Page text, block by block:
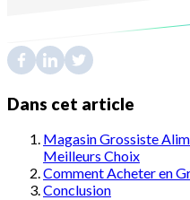
Dans cet article
Magasin Grossiste
Meilleurs Choix
Comment Acheter en
Conclusion